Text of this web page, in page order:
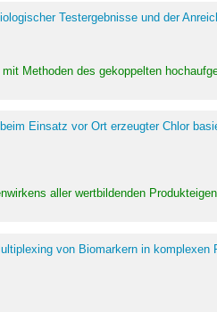
Testergebnisse und der
Methoden des gekoppelten
Einsatz vor Ort erzeugter Chlor
aller wertbildenden
von Biomarkern in